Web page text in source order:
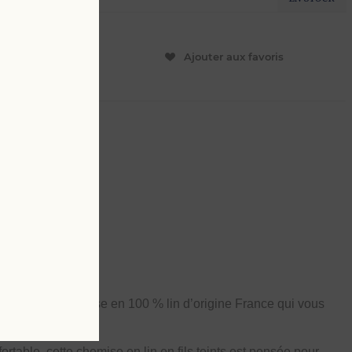
Ajouter aux favoris
chemise en 100 % lin d’origine France qui vous